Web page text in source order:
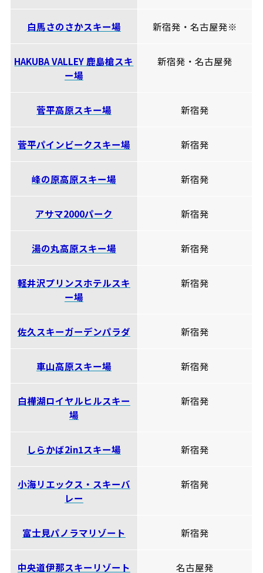
白馬さのさかスキー場 新宿発・名古屋発※
HAKUBA VALLEY 鹿島槍スキ
ー場
新宿発・名古屋発
菅平高原スキー場 新宿発
菅平パインビークスキー場 新宿発
峰の原高原スキー場 新宿発
アサマ2000パーク 新宿発
湯の丸高原スキー場 新宿発
軽井沢プリンスホテルスキ
ー場
新宿発
佐久スキーガーデンパラダ 新宿発
車山高原スキー場 新宿発
白樺湖ロイヤルヒルスキー
場
新宿発
しらかば2in1スキー場 新宿発
小海リエックス・スキーバ
レー
新宿発
富士見パノラマリゾート 新宿発
中央道伊那スキーリゾート 名古屋発